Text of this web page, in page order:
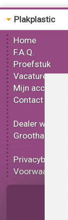
Plakplastic
Home
F.A.Q.
Proefstuk
Vacatures
Mijn account
Contact
Dealer worden
Groothandel
Privacybeleid
Voorwaarden